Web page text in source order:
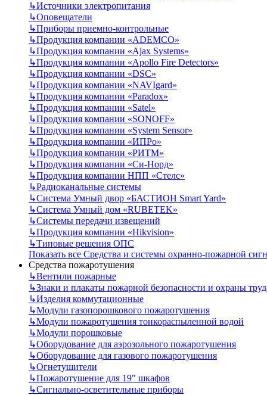
↳Источники электропитания
↳Оповещатели
↳Приборы приемно-контрольные
↳Продукция компании «ADEMCO»
↳Продукция компании «Ajax Systems»
↳Продукция компании «Apollo Fire Detectors»
↳Продукция компании «DSC»
↳Продукция компании «NAVIgard»
↳Продукция компании «Paradox»
↳Продукция компании «Satel»
↳Продукция компании «SONOFF»
↳Продукция компании «System Sensor»
↳Продукция компании «ИПРо»
↳Продукция компании «РИТМ»
↳Продукция компании «Си-Норд»
↳Продукция компании НПП «Стелс»
↳Радиоканальные системы
↳Система Умный двор «БАСТИОН Smart Yard»
↳Система Умный дом «RUBETEK»
↳Системы передачи извещений
↳Продукция компании «Hikvision»
↳Типовые решения ОПС
Показать все Средства и системы охранно-пожарной
Средства пожаротушения
↳Вентили пожарные
↳Знаки и плакаты пожарной безопасности и охраны
↳Изделия коммутационные
↳Модули газопорошкового пожаротушения
↳Модули пожаротушения тонкораспыленной водой
↳Модули порошковые
↳Оборудование для аэрозольного пожаротушения
↳Оборудование для газового пожаротушения
↳Огнетушители
↳Пожаротушение для 19" шкафов
↳Сигнально-осветительные приборы